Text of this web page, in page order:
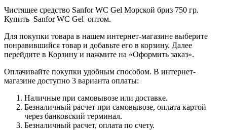
Чистящее средство Sanfor WC Gel Морской бриз 750 гр.
Купить Sanfor WC Gel оптом.
Для покупки товара в нашем интернет-магазине выберите
понравившийся товар и добавьте его в корзину. Далее
перейдите в Корзину и нажмите на «Оформить заказ».
Оплачивайте покупки удобным способом. В интернет-
магазине доступно 3 варианта оплаты:
Наличные при самовывозе или доставке.
Безналичный расчет при самовывозе, оплата картой
через банковский терминал.
Безналичный расчет, оплата по счету.